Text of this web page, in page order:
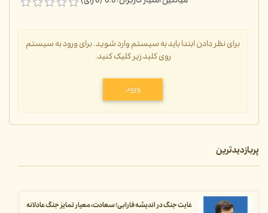
برای نظر دادن ابتدا باید به سیستم وارد شوید. برای ورود به سیستم
روی کلید زیر کلیک کنید.
ورود
پربازدیدترین
غایت جنگ در اندیشه فارابی؛ سعادت، معیار تمایز جنگ عادلانه